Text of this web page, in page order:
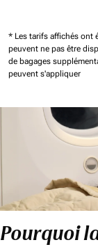
* Les tarifs affichés ont
peuvent ne pas être
de bagages
peuvent s'appliquer
Pourquoi